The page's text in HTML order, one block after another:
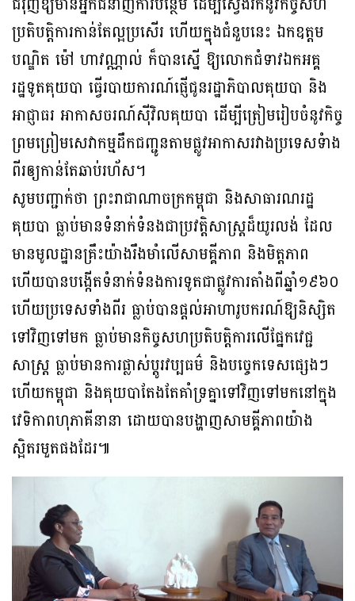
ប្រតិបត្តិការកាន់តែល្អប្រសើរ ហើយក្នុងជំនួបនេះ ឯកឧត្តម
បណ្ឌិត ម៉ៅ ហាវណ្ណាល់ ក៏បានស្នើ ឱ្យលោកជំទាវឯកអគ្គ
រដ្ឋទូតគុយបា ធ្វើរបាយការណ៍ផ្ញើជូនរដ្ឋាភិបាលគុយបា និង
អាជ្ញាធរ អាកាសចរណ៍ស៊ីវិលគុយបា ដើម្បីត្រៀមរៀបចំនូវកិច្ច
ព្រមព្រៀមសេវាកម្មដឹកជញ្ជូនតាមផ្លូវអាកាសរវាងប្រទេសទំាង
ពីរឲ្យកាន់តែឆាប់រហ័ស។
សូមបញ្ជាក់ថា ព្រះរាជាណាចក្រកម្ពុជា និងសាធារណរដ្ឋ
គុយបា ធ្លាប់មានទំនាក់ទំនងជាប្រវត្តិសាស្ត្រដ៏យូរលង់ ដែល
មានមូលដ្ឋានគ្រឹះយ៉ាងរឹងមាំលើសាមគ្គីភាព និងមិត្តភាព
ហើយបានបង្កើតទំនាក់ទំនងការទូតជាផ្លូវការតាំងពីឆ្នាំ១៩៦០
ហើយប្រទេសទាំងពីរ ធ្លាប់បានផ្តល់អាហារូបករណ៍ឱ្យនិស្សិត
ទៅវិញទៅមក ធ្លាប់មានកិច្ចសហប្រតិបត្តិការលើផ្នែកវេជ្ជ
សាស្ត្រ ធ្លាប់មានការផ្លាស់ប្តូរវប្បធម៌ និងបច្ចេកទេសផ្សេងៗ
ហើយកម្ពុជា និងគុយបាតែងតែគាំទ្រគ្នាទៅវិញទៅមកនៅក្នុង
វេទិកាពហុភាគីនានា ដោយបានបង្ហាញសាមគ្គីភាពយ៉ាង
ស្អិតរមួតផងដែរ៕